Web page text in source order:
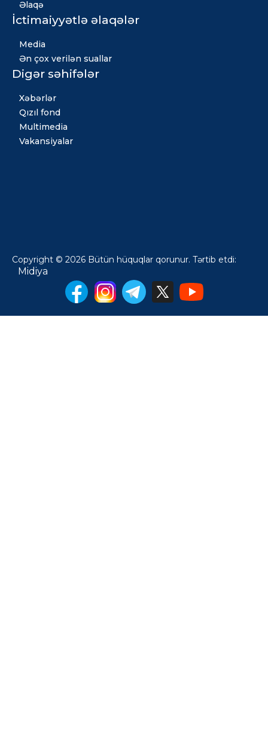
Əlaqə
İctimaiyyətlə əlaqələr
Media
Ən çox verilən suallar
Digər səhifələr
Xəbərlər
Qızıl fond
Multimedia
Vakansiyalar
Copyright © 2026 Bütün hüquqlar qorunur. Tərtib etdi:
Midiya